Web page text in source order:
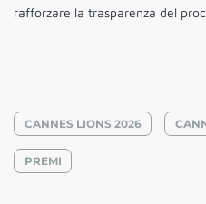
rafforzare la trasparenza del
CANNES LIONS 2026
PREMI